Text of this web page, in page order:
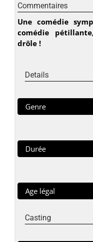
Commentaires
Une comédie
comédie
drôle !
Details
Genre
Durée
Age légal
Casting